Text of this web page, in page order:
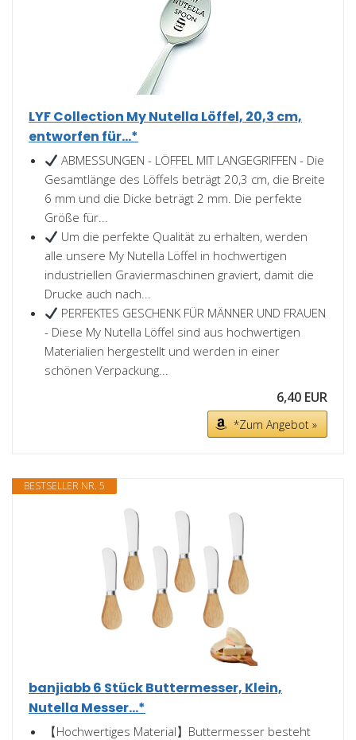
LYF Collection My Nutella Löffel, 20,3 cm,
entworfen für...*
ABMESSUNGEN - LÖFFEL MIT LANGEGRIFFEN - Die
Gesamtlänge des Löffels beträgt 20,3 cm, die Breite
6 mm und die Dicke beträgt 2 mm. Die perfekte
Größe für...
Um die perfekte Qualität zu erhalten, werden
alle unsere My Nutella Löffel in hochwertigen
industriellen Graviermaschinen graviert, damit die
Drucke auch nach...
PERFEKTES GESCHENK FÜR MÄNNER UND FRAUEN
- Diese My Nutella Löffel sind aus hochwertigen
Materialien hergestellt und werden in einer
schönen Verpackung...
6,40 EUR
*Zum Angebot »
BESTSELLER NR. 5
banjiabb 6 Stück Buttermesser, Klein,
Nutella Messer...*
【Hochwertiges Material】Buttermesser besteht